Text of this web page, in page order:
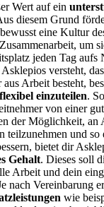
Wert auf ein
diesem Grund
eine Kultur
um
jeden Tag aufs
versteht,
Arbeit besteht,
einzuteilen.
von einer
der Möglichkeit, an
teilzunehmen und so
bietet dir
Gehalt. Dieses soll
Arbeit und dein
nach Vereinbarung
wie